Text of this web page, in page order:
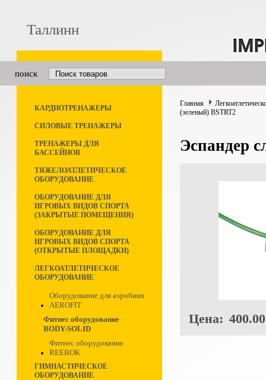
Таллинн
поиск
КАРДИОТРЕНАЖЕРЫ
СИЛОВЫЕ ТРЕНАЖЕРЫ
ТРЕНАЖЕРЫ ДЛЯ
БАССЕЙНОВ
ТЯЖЕЛОАТЛЕТИЧЕСКОЕ
ОБОРУДОВАНИЕ
ОБОРУДОВАНИЕ ДЛЯ
ИГРОВЫХ ВИДОВ СПОРТА
(ЗАКРЫТЫЕ ПОМЕЩЕНИЯ)
ОБОРУДОВАНИЕ ДЛЯ
ИГРОВЫХ ВИДОВ СПОРТА
(ОТКРЫТЫЕ ПЛОЩАДКИ)
ЛЕГКОАТЛЕТИЧЕСКОЕ
ОБОРУДОВАНИЕ
Оборудование для аэробики
AEROFIT
Фитнес оборудование
BODY-SOLID
Фитнес оборудование
REEBOK
ГИМНАСТИЧЕСКОЕ
ОБОРУДОВАНИЕ
Главная
(зеленый) BSTRT2
Эспандер
Цена: